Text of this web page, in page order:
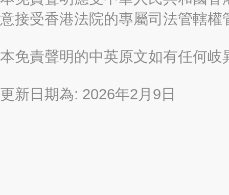
意接受香港法院的專屬司法管轄權
本免責聲明的中英原文如有任何
更新日期為: 2026年2月9日